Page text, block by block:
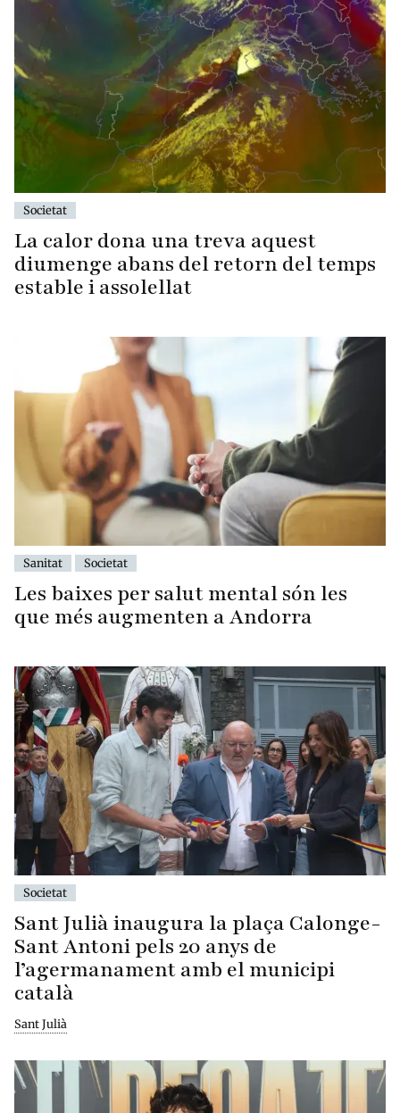
Societat
La calor dona una treva aquest
diumenge abans del retorn del temps
estable i assolellat
Sanitat Societat
Les baixes per salut mental són les
que més augmenten a Andorra
Societat
Sant Julià inaugura la plaça Calonge-
Sant Antoni pels 20 anys de
l’agermanament amb el municipi
català
Sant Julià